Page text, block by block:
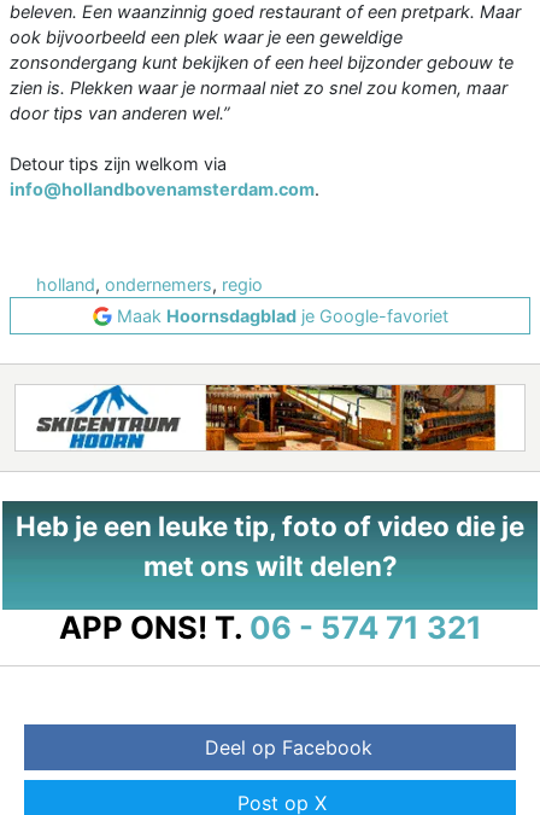
beleven. Een waanzinnig goed restaurant of een pretpark. Maar
ook bijvoorbeeld een plek waar je een geweldige
zonsondergang kunt bekijken of een heel bijzonder gebouw te
zien is. Plekken waar je normaal niet zo snel zou komen, maar
door tips van anderen wel.”
Detour tips zijn welkom via
info@hollandbovenamsterdam.com.
holland, ondernemers, regio
Maak Hoornsdagbladje Google-favoriet
Heb je een leuke tip, foto of video die je
met ons wilt delen?
APP ONS! T. 06 - 574 71 321
Deel op Facebook
Post op X